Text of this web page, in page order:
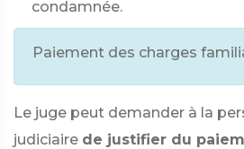
condamnée.
Paiement des charges
Le juge peut demander à la
judiciaire de justifier du